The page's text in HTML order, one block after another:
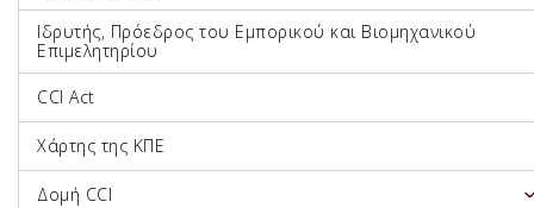
Ιδρυτής, Πρόεδρος του Εμπορικού και Βιομηχανικού
Επιμελητηρίου
CCI Act
Χάρτης της ΚΠΕ
Δομή CCI